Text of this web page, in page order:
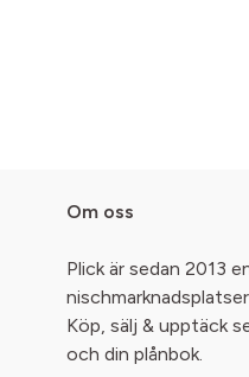
Om oss
Plick är sedan 2013
Köp, sälj & upptäck
och din plånbok.